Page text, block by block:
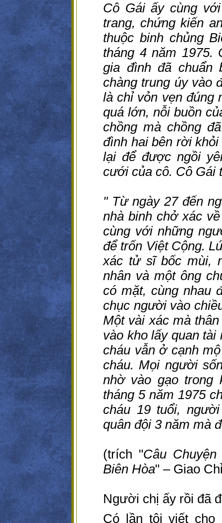
Cô Gái ấy cùng
trang, chứng kiến
thuộc binh chủng
tháng 4 năm 1975.
gia đình đã
chàng trung úy vào
là chỉ vỏn vẹn đúng
quá lớn, nỗi buồn
chồng mà chồng
đình hai bên rời
lại để được ngồi
cưới của cô. Cô Gái
" Từ ngày 27 đến
nhà binh chở xác
cùng với những
để trốn Việt Cộng.
xác tử sĩ bốc mùi,
nhân và một ông
có mặt, cùng nhau
chục người vào
Một vài xác mà
vào kho lấy quan tài
cháu vẫn ở cạnh
cháu. Mọi người
nhờ vào gạo trong
tháng 5 năm 1975
cháu 19 tuổi,
quân đội 3 năm mà
(trích "Câu
Biên Hòa" – Giao
Người chị ấy rồi đã
Có lần tôi viết cho